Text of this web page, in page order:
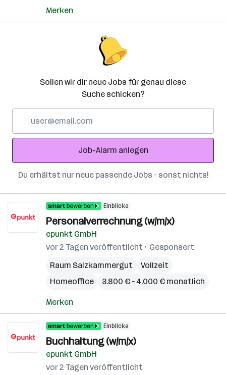
Merken
Sollen wir dir neue Jobs für genau diese
Suche schicken?
Adresse
Job-Alarm anlegen
Du erhältst nur neue passende Jobs – sonst nichts!
Einblicke
Personalverrechnung (w/m/x)
epunkt GmbH
vor 2 Tagen veröffentlicht
Gesponsert
Raum Salzkammergut
Vollzeit
Homeoffice
3.800 € – 4.000 € monatlich
Merken
Einblicke
Buchhaltung (w/m/x)
epunkt GmbH
vor 2 Tagen veröffentlicht